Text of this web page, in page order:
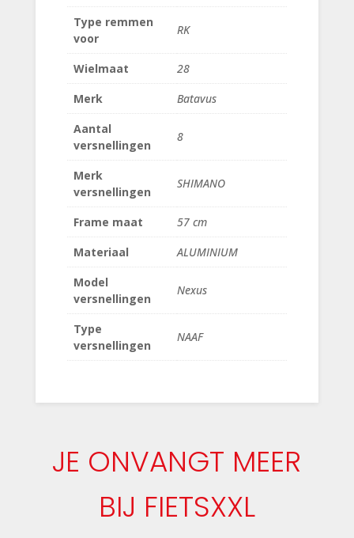
Type remmen
voor
RK
Wielmaat
28
Merk
Batavus
Aantal
versnellingen
8
Merk
versnellingen
SHIMANO
Frame maat
57 cm
Materiaal
ALUMINIUM
Model
versnellingen
Nexus
Type
versnellingen
NAAF
JE ONVANGT MEER
BIJ FIETSXXL